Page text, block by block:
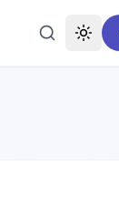
تغییر تمجستجو